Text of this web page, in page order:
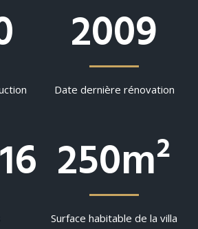
2009
Date dernière rénovation
250m²
Surface habitable de la villa